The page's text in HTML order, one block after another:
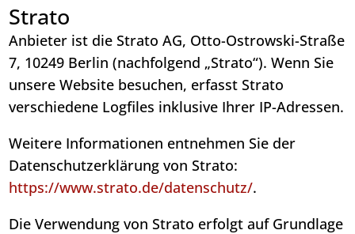
Strato
Anbieter ist die Strato AG, Otto-Ostrowski-Straße
7, 10249 Berlin (nachfolgend „Strato“). Wenn Sie
unsere Website besuchen, erfasst Strato
verschiedene Logfiles inklusive Ihrer IP-Adressen.
Weitere Informationen entnehmen Sie der
Datenschutzerklärung von Strato:
https://www.strato.de/datenschutz/.
Die Verwendung von Strato erfolgt auf Grundlage